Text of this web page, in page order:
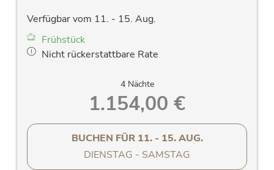
Verfügbar vom 11. - 15. Aug.
Frühstück
Nicht rückerstattbare Rate
4 Nächte
1.154,00 €
BUCHEN FÜR 11. - 15. AUG.
DIENSTAG - SAMSTAG